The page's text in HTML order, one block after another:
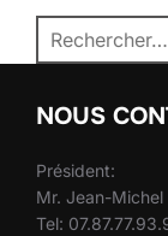
Recherche
pour :
NOUS
Président:
Mr. Jean-Michel
Tel: